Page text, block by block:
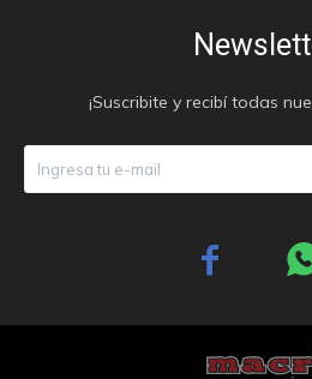
¡Suscribite y recibí todas
